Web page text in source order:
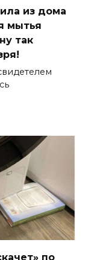
из дома
мытья
так
по